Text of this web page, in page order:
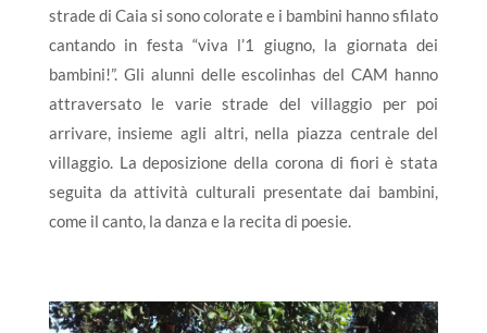
strade di Caia si sono colorate e i bambini hanno sfilato
cantando in festa “viva l’1 giugno, la giornata dei
bambini!”. Gli alunni delle escolinhas del CAM hanno
attraversato le varie strade del villaggio per poi
arrivare, insieme agli altri, nella piazza centrale del
villaggio. La deposizione della corona di fiori è stata
seguita da attività culturali presentate dai bambini,
come il canto, la danza e la recita di poesie.